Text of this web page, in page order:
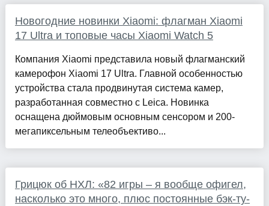
Новогодние новинки Xiaomi: флагман Xiaomi
17 Ultra и топовые часы Xiaomi Watch 5
Компания Xiaomi представила новый флагманский
камерофон Xiaomi 17 Ultra. Главной особенностью
устройства стала продвинутая система камер,
разработанная совместно с Leica. Новинка
оснащена дюймовым основным сенсором и 200-
мегапиксельным телеобъективо...
Грицюк об НХЛ: «82 игры – я вообще офигел,
насколько это много, плюс постоянные бэк-ту-